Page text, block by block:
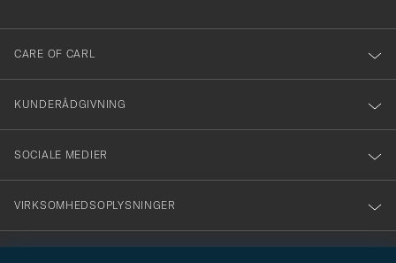
dig
till
vårt
nyhetsbrev!
CARE OF CARL
KUNDERÅDGIVNING
SOCIALE MEDIER
VIRKSOMHEDSOPLYSNINGER